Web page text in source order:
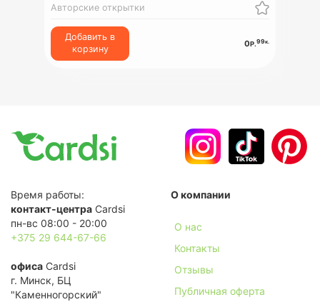
Авторские открытки
Добавить в
корзину
0Р.99к.
Время работы:
контакт-центра Cardsi
пн-вс 08:00 - 20:00
+375 29 644-67-66
офиса Cardsi
г. Минск, БЦ
"Каменногорский"
О компании
О нас
Контакты
Отзывы
Публичная оферта